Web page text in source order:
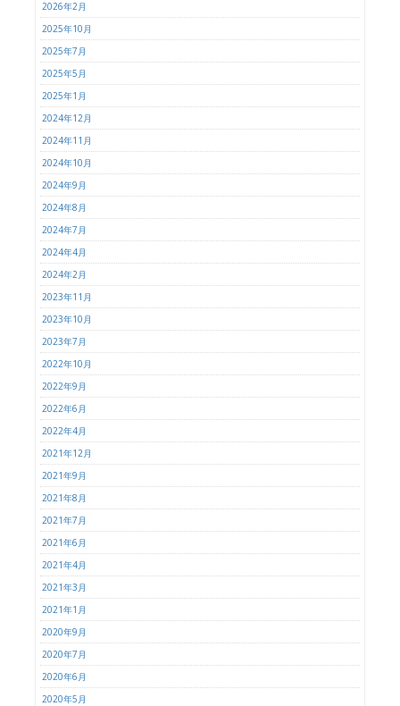
2026年2月
2025年10月
2025年7月
2025年5月
2025年1月
2024年12月
2024年11月
2024年10月
2024年9月
2024年8月
2024年7月
2024年4月
2024年2月
2023年11月
2023年10月
2023年7月
2022年10月
2022年9月
2022年6月
2022年4月
2021年12月
2021年9月
2021年8月
2021年7月
2021年6月
2021年4月
2021年3月
2021年1月
2020年9月
2020年7月
2020年6月
2020年5月